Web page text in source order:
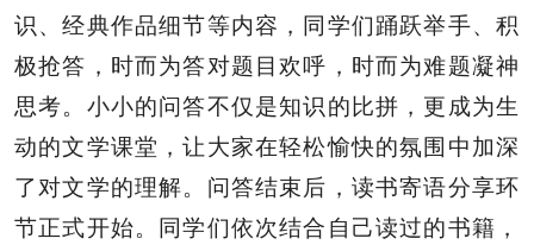
识、经典作品细节等内容，同学们踊跃举手、积
极抢答，时而为答对题目欢呼，时而为难题凝神
思考。小小的问答不仅是知识的比拼，更成为生
动的文学课堂，让大家在轻松愉快的氛围中加深
了对文学的理解。问答结束后，读书寄语分享环
节正式开始。同学们依次结合自己读过的书籍，